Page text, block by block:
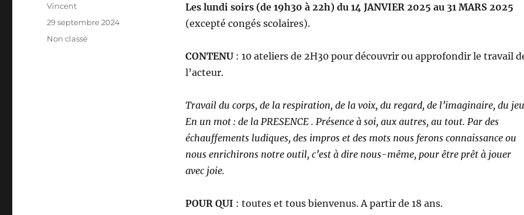
Les lundi soirs (de 19h30 à 22h) du 14 JANVIER 2025 au 31 MARS 2025
(excepté congés scolaires).
CONTENU: 10 ateliers de 2H30 pour découvrir ou approfondir le travail
l’acteur.
Travail du corps, de la respiration, de la voix, du regard, de l’imaginaire, du
En un mot : de la PRESENCE . Présence à soi, aux autres, au tout. Par des
échauffements ludiques, des impros et des mots nous ferons connaissance ou
nous enrichirons notre outil, c’est à dire nous-même, pour être prêt à jouer
avec joie.
POUR QUI : toutes et tous bienvenus. A partir de 18 ans.
Auteur
Vincent
Publié
29 septembre 2024
Catégories
Non classé